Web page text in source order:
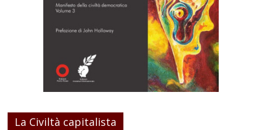
La Civiltà capitalista